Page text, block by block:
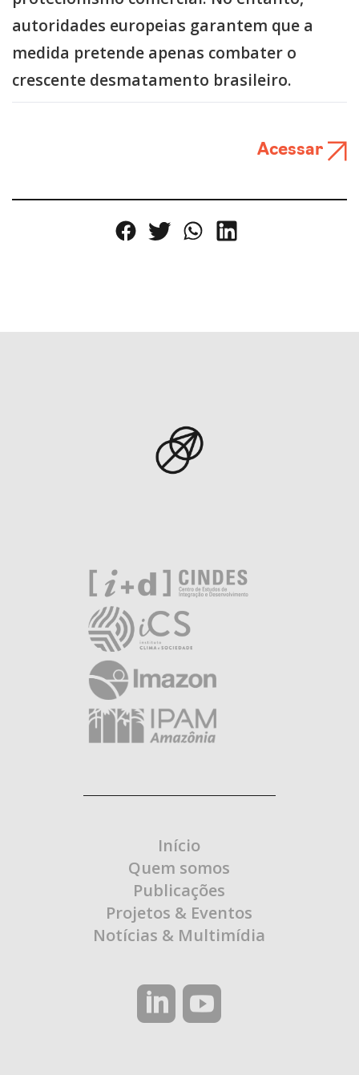
autoridades europeias garantem que a
medida pretende apenas combater o
crescente desmatamento brasileiro.
Acessar
Início
Quem somos
Publicações
Projetos & Eventos
Notícias & Multimídia